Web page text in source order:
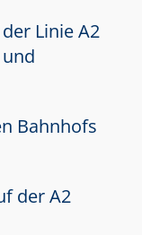
Linie A2
Bahnhofs
der A2